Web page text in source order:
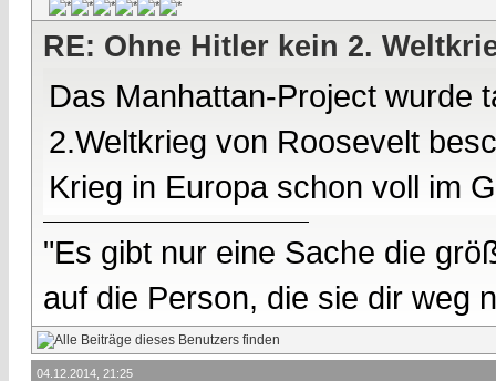
RE: Ohne Hitler kein 2.
Das Manhattan-Project wurde
2.Weltkrieg von Roosevelt
Krieg in Europa schon voll im
"Es gibt nur eine Sache die
auf die Person, die sie dir weg
04.12.2014, 21:25